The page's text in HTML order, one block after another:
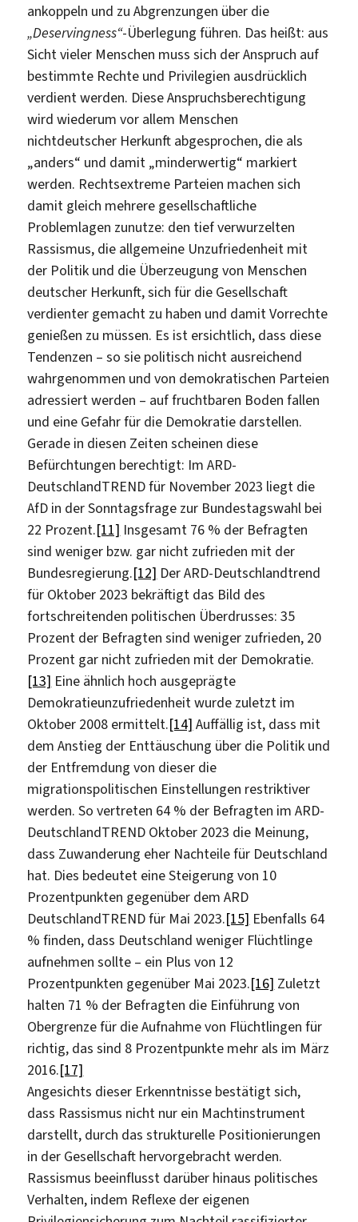
ankoppeln und zu Abgrenzungen über die
„Deservingness“-Überlegung führen. Das heißt: aus
Sicht vieler Menschen muss sich der Anspruch auf
bestimmte Rechte und Privilegien ausdrücklich
verdient werden. Diese Anspruchsberechtigung
wird wiederum vor allem Menschen
nichtdeutscher Herkunft abgesprochen, die als
„anders“ und damit „minderwertig“ markiert
werden. Rechtsextreme Parteien machen sich
damit gleich mehrere gesellschaftliche
Problemlagen zunutze: den tief verwurzelten
Rassismus, die allgemeine Unzufriedenheit mit
der Politik und die Überzeugung von Menschen
deutscher Herkunft, sich für die Gesellschaft
verdienter gemacht zu haben und damit Vorrechte
genießen zu müssen. Es ist ersichtlich, dass diese
Tendenzen – so sie politisch nicht ausreichend
wahrgenommen und von demokratischen Parteien
adressiert werden – auf fruchtbaren Boden fallen
und eine Gefahr für die Demokratie darstellen.
Gerade in diesen Zeiten scheinen diese
Befürchtungen berechtigt: Im ARD-
DeutschlandTREND für November 2023 liegt die
AfD in der Sonntagsfrage zur Bundestagswahl bei
22 Prozent.[11] Insgesamt 76 % der Befragten
sind weniger bzw. gar nicht zufrieden mit der
Bundesregierung.[12] Der ARD-Deutschlandtrend
für Oktober 2023 bekräftigt das Bild des
fortschreitenden politischen Überdrusses: 35
Prozent der Befragten sind weniger zufrieden, 20
Prozent gar nicht zufrieden mit der Demokratie.
[13] Eine ähnlich hoch ausgeprägte
Demokratieunzufriedenheit wurde zuletzt im
Oktober 2008 ermittelt.[14] Auffällig ist, dass mit
dem Anstieg der Enttäuschung über die Politik und
der Entfremdung von dieser die
migrationspolitischen Einstellungen restriktiver
werden. So vertreten 64 % der Befragten im ARD-
DeutschlandTREND Oktober 2023 die Meinung,
dass Zuwanderung eher Nachteile für Deutschland
hat. Dies bedeutet eine Steigerung von 10
Prozentpunkten gegenüber dem ARD
DeutschlandTREND für Mai 2023.[15] Ebenfalls 64
% finden, dass Deutschland weniger Flüchtlinge
aufnehmen sollte – ein Plus von 12
Prozentpunkten gegenüber Mai 2023.[16] Zuletzt
halten 71 % der Befragten die Einführung von
Obergrenze für die Aufnahme von Flüchtlingen für
richtig, das sind 8 Prozentpunkte mehr als im März
2016.[17]
Angesichts dieser Erkenntnisse bestätigt sich,
dass Rassismus nicht nur ein Machtinstrument
darstellt, durch das strukturelle Positionierungen
in der Gesellschaft hervorgebracht werden.
Rassismus beeinflusst darüber hinaus politisches
Verhalten, indem Reflexe der eigenen